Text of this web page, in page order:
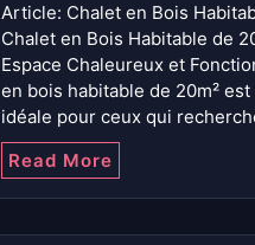
Article: Chalet en Bois
Chalet en Bois Habitable de
Espace Chaleureux et
en bois habitable de 20m²
idéale pour ceux qui
Read More